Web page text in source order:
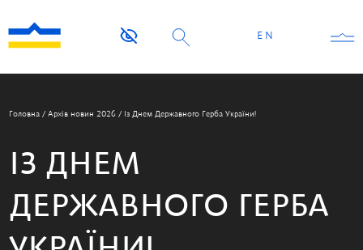
EN
Головна / Архів новин 2026 / Із Днем Державного Герба України!
ІЗ ДНЕМ
ДЕРЖАВНОГО ГЕРБА